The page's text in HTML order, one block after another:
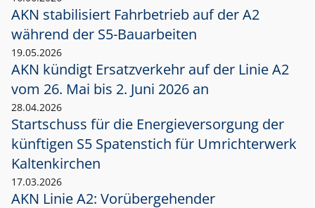
AKN stabilisiert Fahrbetrieb auf der A2
während der S5-Bauarbeiten
19.05.2026
AKN kündigt Ersatzverkehr auf der Linie A2
vom 26. Mai bis 2. Juni 2026 an
28.04.2026
Startschuss für die Energieversorgung der
künftigen S5 Spatenstich für Umrichterwerk
Kaltenkirchen
17.03.2026
AKN Linie A2: Vorübergehender